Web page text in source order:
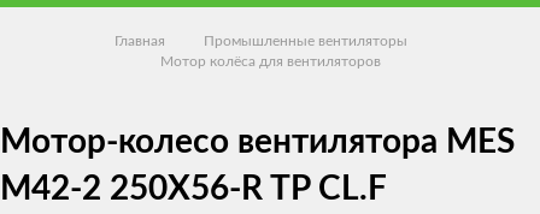
Главная
Промышленные вентиляторы
Мотор колёса для вентиляторов
Мотор-колесо вентилятора MES
M42-2 250X56-R TP CL.F